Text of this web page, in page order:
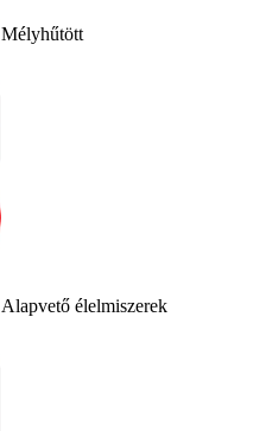
Mélyhűtött
Alapvető élelmiszerek